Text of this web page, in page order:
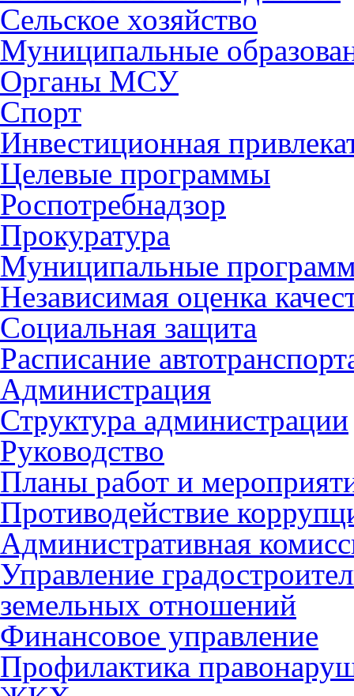
Сельское хозяйство
Муниципальные
Органы МСУ
Спорт
Инвестиционная
Целевые программы
Роспотребнадзор
Прокуратура
Муниципальные
Независимая оценка
Социальная защита
Расписание
Администрация
Структура администрации
Руководство
Планы работ и
Противодействие
Административная
Управление
земельных отношений
Финансовое управление
Профилактика